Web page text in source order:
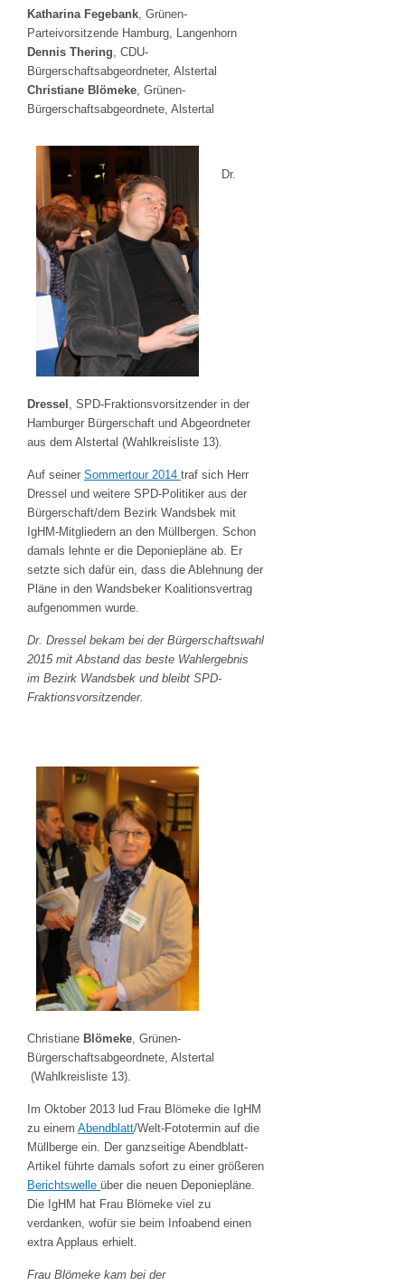
Katharina Fegebank , Grünen-
Parteivorsitzende Hamburg, Langenhorn
Dennis Thering , CDU-
Bürgerschaftsabgeordneter, Alstertal
Christiane Blömeke , Grünen-
Bürgerschaftsabgeordnete, Alstertal
Dr.
Dressel , SPD-Fraktionsvorsitzender in der
Hamburger Bürgerschaft und Abgeordneter
aus dem Alstertal (Wahlkreisliste 13).
Auf seiner Sommertour 2014 traf sich Herr
Dressel und weitere SPD-Politiker aus der
Bürgerschaft/dem Bezirk Wandsbek mit
IgHM-Mitgliedern an den Müllbergen. Schon
damals lehnte er die Deponiepläne ab. Er
setzte sich dafür ein, dass die Ablehnung der
Pläne in den Wandsbeker Koalitionsvertrag
aufgenommen wurde.
Dr. Dressel bekam bei der Bürgerschaftswahl
2015 mit Abstand das beste Wahlergebnis
im Bezirk Wandsbek und bleibt SPD-
Fraktionsvorsitzender.
Christiane Blömeke, Grünen-
Bürgerschaftsabgeordnete, Alstertal
(Wahlkreisliste 13).
Im Oktober 2013 lud Frau Blömeke die IgHM
zu einem Abendblatt/Welt-Fototermin auf die
Müllberge ein. Der ganzseitige Abendblatt-
Artikel führte damals sofort zu einer größeren
Berichtswelle über die neuen Deponiepläne.
Die IgHM hat Frau Blömeke viel zu
verdanken, wofür sie beim Infoabend einen
extra Applaus erhielt.
Frau Blömeke kam bei der